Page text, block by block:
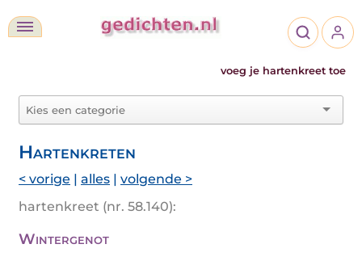
voeg je hartenkreet toe
Hartenkreten
< vorige | alles | volgende >
hartenkreet (nr. 58.140):
Wintergenot